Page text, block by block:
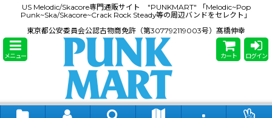
US Melodic/Skacore専門通販サイト "PUNKMART" 「Melodic~Pop
Punk~Ska/Skacore~Crack Rock Steady等の周辺バンドをセレクト」
東京都公安委員会公認古物商免許（第307792119003号）髙橋伸幸
メニュー カート ログイン